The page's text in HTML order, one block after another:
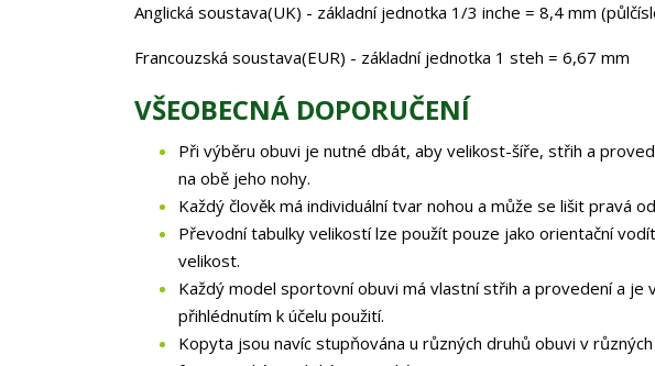
Anglická soustava(UK) - základní jednotka 1/3 inche = 8,4 mm
Francouzská soustava(EUR) - základní jednotka 1 steh = 6,67 mm
VŠEOBECNÁ DOPORUČENÍ
Při výběru obuvi je nutné dbát, aby velikost-šíře, střih a
na obě jeho nohy.
Každý člověk má individuální tvar nohou a může se lišit pravá
Převodní tabulky velikostí lze použít pouze jako orientační
velikost.
Každý model sportovní obuvi má vlastní střih a provedení a je
přihlédnutím k účelu použití.
Kopyta jsou navíc stupňována u různých druhů obuvi v